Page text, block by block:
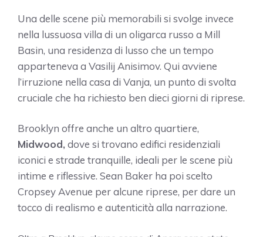
Una delle scene più memorabili si svolge invece
nella lussuosa villa di un oligarca russo a Mill
Basin, una residenza di lusso che un tempo
apparteneva a Vasilij Anisimov. Qui avviene
l’irruzione nella casa di Vanja, un punto di svolta
cruciale che ha richiesto ben dieci giorni di riprese.
Brooklyn offre anche un altro quartiere,
Midwood, dove si trovano edifici residenziali
iconici e strade tranquille, ideali per le scene più
intime e riflessive. Sean Baker ha poi scelto
Cropsey Avenue per alcune riprese, per dare un
tocco di realismo e autenticità alla narrazione.